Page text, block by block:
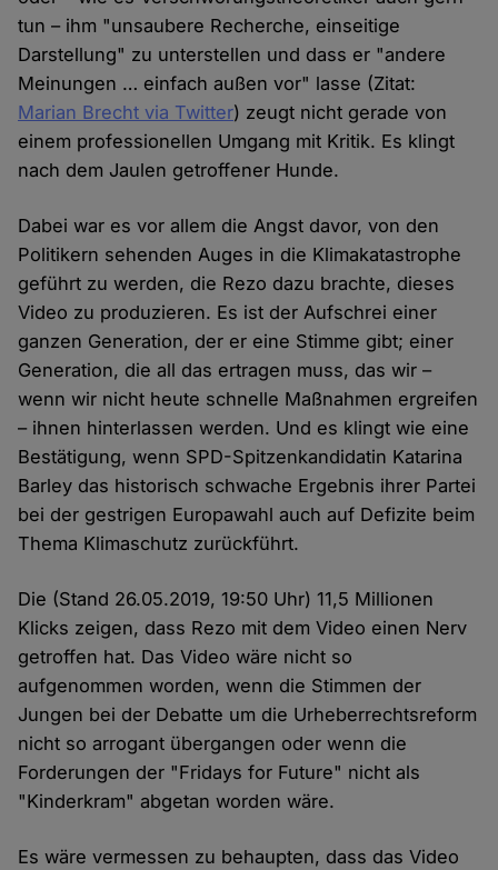
tun – ihm "unsaubere Recherche, einseitige
Darstellung" zu unterstellen und dass er "andere
Meinungen … einfach außen vor" lasse (Zitat:
Marian Brecht via Twitter) zeugt nicht gerade von
einem professionellen Umgang mit Kritik. Es klingt
nach dem Jaulen getroffener Hunde.
Dabei war es vor allem die Angst davor, von den
Politikern sehenden Auges in die Klimakatastrophe
geführt zu werden, die Rezo dazu brachte, dieses
Video zu produzieren. Es ist der Aufschrei einer
ganzen Generation, der er eine Stimme gibt; einer
Generation, die all das ertragen muss, das wir –
wenn wir nicht heute schnelle Maßnahmen ergreifen
– ihnen hinterlassen werden. Und es klingt wie eine
Bestätigung, wenn SPD-Spitzenkandidatin Katarina
Barley das historisch schwache Ergebnis ihrer Partei
bei der gestrigen Europawahl auch auf Defizite beim
Thema Klimaschutz zurückführt.
Die (Stand 26.05.2019, 19:50 Uhr) 11,5 Millionen
Klicks zeigen, dass Rezo mit dem Video einen Nerv
getroffen hat. Das Video wäre nicht so
aufgenommen worden, wenn die Stimmen der
Jungen bei der Debatte um die Urheberrechtsreform
nicht so arrogant übergangen oder wenn die
Forderungen der "Fridays for Future" nicht als
"Kinderkram" abgetan worden wäre.
Es wäre vermessen zu behaupten, dass das Video